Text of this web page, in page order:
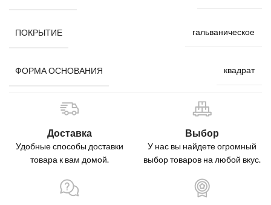
ПОКРЫТИЕ гальваническое
ФОРМА ОСНОВАНИЯ квадрат
Доставка
Удобные способы доставки
товара к вам домой.
Выбор
У нас вы найдете огромный
выбор товаров на любой вкус.